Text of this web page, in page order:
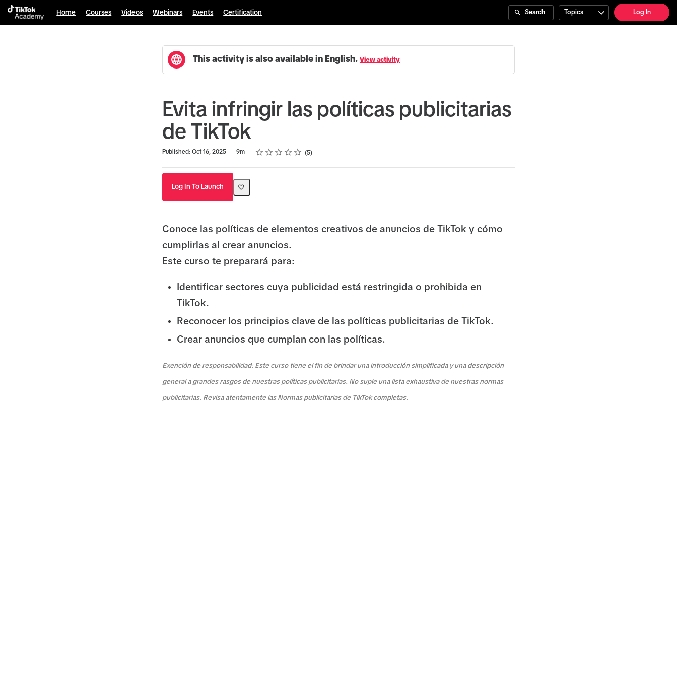
Home Courses Videos Webinars Events Certification Search Topics Log In
This activity is also available in English. View activity
Evita infringir las políticas publicitarias
de TikTok
Published: Oct 16, 2025 9m Rating
1 star
2 stars
3 stars
4 stars
5 stars 5
Log In To Launch
Conoce las políticas de elementos creativos de anuncios de TikTok y cómo
cumplirlas al crear anuncios.
Este curso te preparará para:
Identificar sectores cuya publicidad está restringida o prohibida en
TikTok.
Reconocer los principios clave de las políticas publicitarias de TikTok.
Crear anuncios que cumplan con las políticas.
Exención de responsabilidad: Este curso tiene el fin de brindar una introducción simplificada y una descripción
general a grandes rasgos de nuestras políticas publicitarias. No suple una lista exhaustiva de nuestras normas
publicitarias. Revisa atentamente las Normas publicitarias de TikTok completas.